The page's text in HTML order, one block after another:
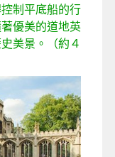
制平底船的行
優美的道地英
美景。（約４